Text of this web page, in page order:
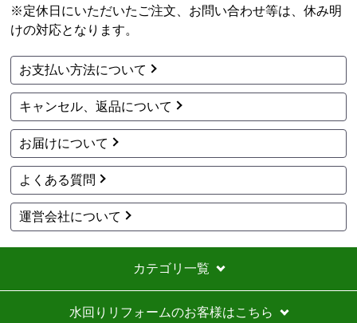
工事セットでは二度とつかわない
アト＠リエさん
2026年7月28日 17:11
欲しい商品をスムーズに注文できましたか？
はい
ショップからの連絡や対応は適切でしたか？
はい
予定の期日までに商品が届きましたか？
はい
商品の梱包は必要十分なものでしたか？
はい
またこのショップを利用したいですか？
いいえ
※定休日にいただいたご注文、お問い合わせ等は、休み明
けの対応となります。
お支払い方法について
キャンセル、返品について
お届けについて
よくある質問
運営会社について
カテゴリ一覧
水回りリフォームのお客様はこちら